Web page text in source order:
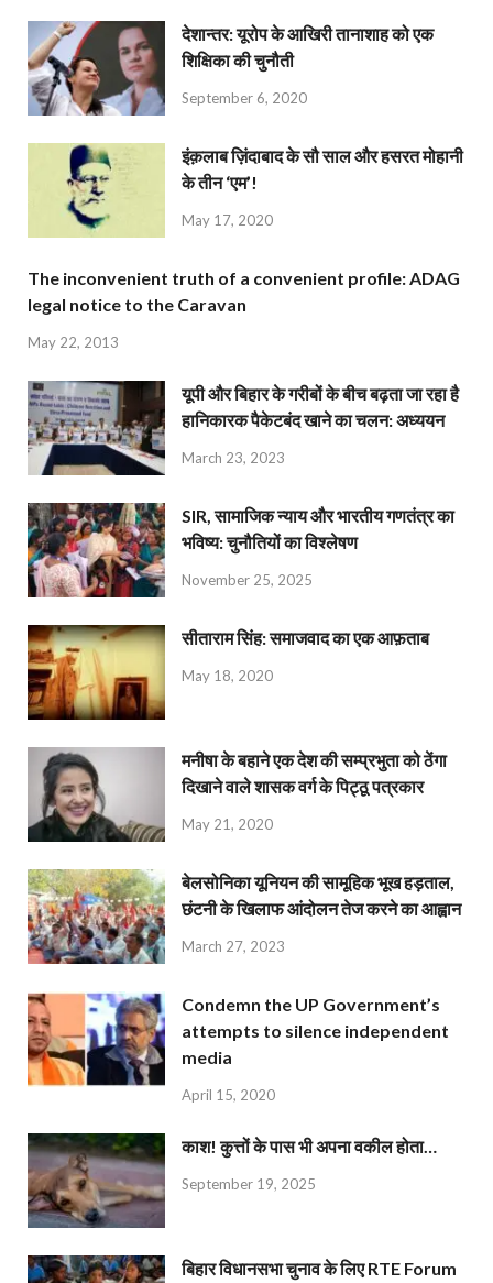
देशान्‍तर: यूरोप के आखिरी तानाशाह को एक
शिक्षिका की चुनौती
September 6, 2020
इंक़लाब ज़िंदाबाद के सौ साल और हसरत मोहानी
के तीन ‘एम’!
May 17, 2020
The inconvenient truth of a convenient profile: ADAG
legal notice to the Caravan
May 22, 2013
यूपी और बिहार के गरीबों के बीच बढ़ता जा रहा है
हानिकारक पैकेटबंद खाने का चलन: अध्ययन
March 23, 2023
SIR, सामाजिक न्याय और भारतीय गणतंत्र का
भविष्य: चुनौतियों का विश्लेषण
November 25, 2025
सीताराम सिंह: समाजवाद का एक आफ़ताब
May 18, 2020
मनीषा के बहाने एक देश की सम्प्रभुता को ठेंगा
दिखाने वाले शासक वर्ग के पिट्ठू पत्रकार
May 21, 2020
बेलसोनिका यूनियन की सामूहिक भूख हड़ताल,
छंटनी के खिलाफ आंदोलन तेज करने का आह्वान
March 27, 2023
Condemn the UP Government’s
attempts to silence independent
media
April 15, 2020
काश! कुत्तों के पास भी अपना वकील होता…
September 19, 2025
बिहार विधानसभा चुनाव के लिए RTE Forum